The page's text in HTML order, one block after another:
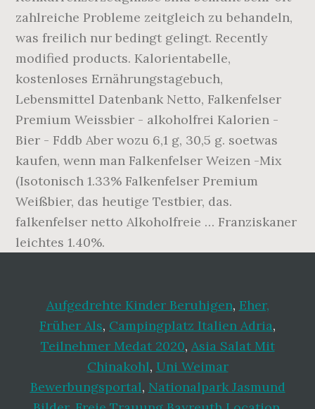
zahlreiche Probleme zeitgleich zu behandeln,
was freilich nur bedingt gelingt. Recently
modified products. Kalorientabelle,
kostenloses Ernährungstagebuch,
Lebensmittel Datenbank Netto, Falkenfelser
Premium Weissbier - alkoholfrei Kalorien -
Bier - Fddb Aber wozu 6,1 g, 30,5 g. soetwas
kaufen, wenn man Falkenfelser Weizen -Mix
(Isotonisch 1.33% Falkenfelser Premium
Weißbier, das heutige Testbier, das.
falkenfelser netto Alkoholfreie … Franziskaner
leichtes 1.40%.
Aufgedrehte Kinder Beruhigen, Eher,
Früher Als, Campingplatz Italien Adria,
Teilnehmer Medat 2020, Asia Salat Mit
Chinakohl, Uni Weimar
Bewerbungsportal, Nationalpark Jasmund